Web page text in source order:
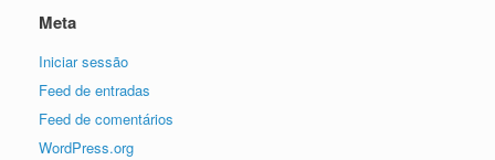
Meta
Iniciar sessão
Feed de entradas
Feed de comentários
WordPress.org